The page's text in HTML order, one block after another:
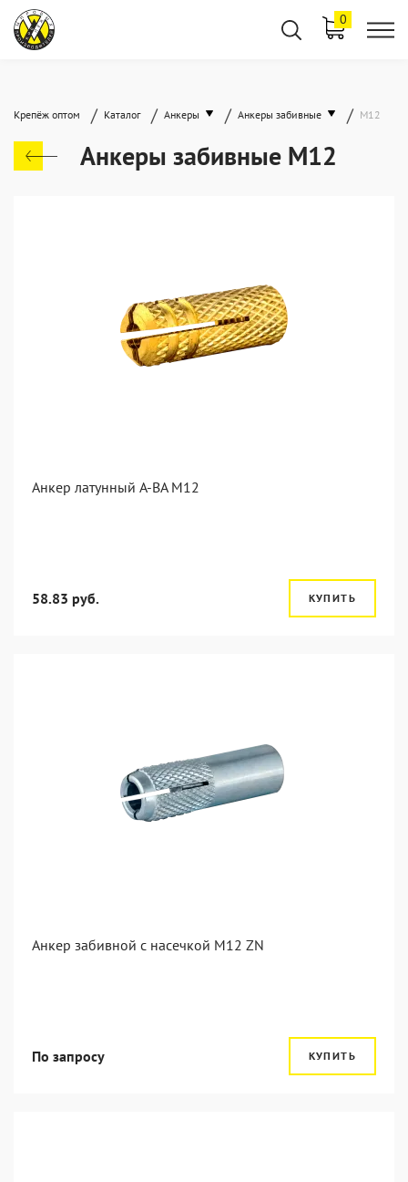
0
Крепёж оптом / Каталог / Анкеры / Анкеры забивные / М12
Анкеры забивные М12
Анкер латунный A-BA M12
58.83 руб. КУПИТЬ
Анкер забивной с насечкой М12 ZN
По запросу КУПИТЬ